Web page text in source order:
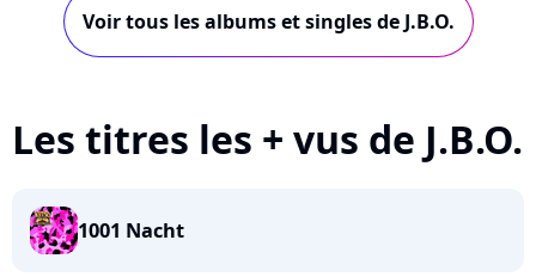
Voir tous les albums et singles de J.B.O.
Les titres les + vus de J.B.O.
1001 Nacht